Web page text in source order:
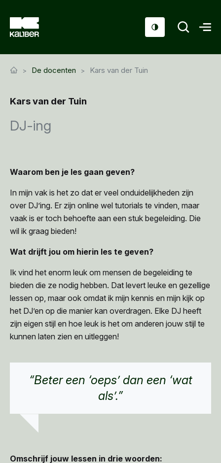
Sociaal domein
Over ons
De docenten Kars van der Tuin
Kars van der Tuin
DJ-ing
Waarom ben je les gaan geven?
In mijn vak is het zo dat er veel onduidelijkheden zijn
over DJ’ing. Er zijn online wel tutorials te vinden, maar
vaak is er toch behoefte aan een stuk begeleiding. Die
wil ik graag bieden!
Wat drijft jou om hierin les te geven?
Ik vind het enorm leuk om mensen de begeleiding te
bieden die ze nodig hebben. Dat levert leuke en gezellige
lessen op, maar ook omdat ik mijn kennis en mijn kijk op
het DJ’en op die manier kan overdragen. Elke DJ heeft
zijn eigen stijl en hoe leuk is het om anderen jouw stijl te
kunnen laten zien en uitleggen!
“Beter een ‘oeps’ dan een ‘wat
als’.”
Omschrijf jouw lessen in drie woorden: